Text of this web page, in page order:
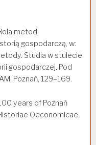
metod
gospodarczą, w:
Studia w stulecie
gospodarczej. Pod
Poznań, 129–169.
years of Poznań
Oeconomicae,